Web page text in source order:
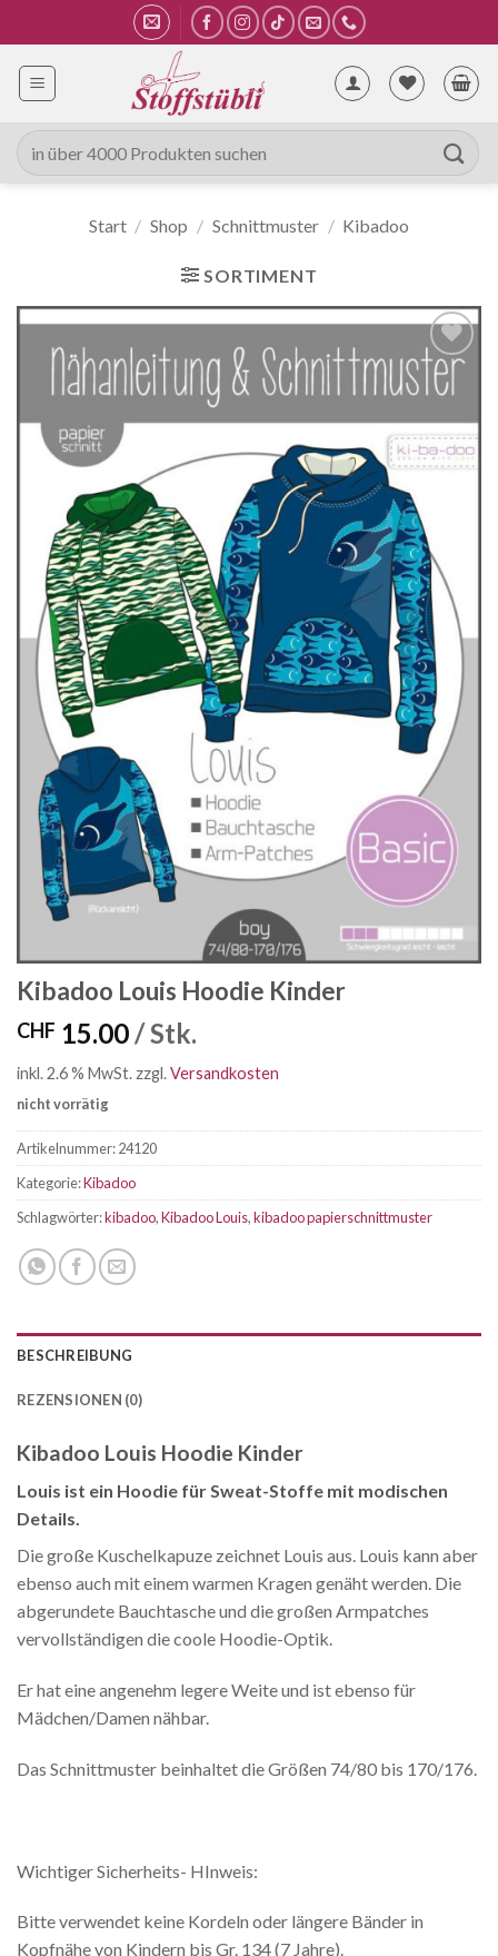
Inhalt
springen
Suche
nach:
Start / Shop / Schnittmuster / Kibadoo
SORTIMENT
Auf die
Wunschliste
Kibadoo Louis Hoodie Kinder
CHF 15.00/ Stk.
inkl. 2.6 % MwSt. zzgl.Versandkosten
nicht vorrätig
Artikelnummer:24120
Kategorie:Kibadoo
Schlagwörter:kibadoo,Kibadoo Louis,kibadoo papierschnittmuster
BESCHREIBUNG
REZENSIONEN (0)
Kibadoo Louis Hoodie Kinder
Louis ist ein Hoodie für Sweat-Stoffe mit modischen
Details.
Die große Kuschelkapuze zeichnet Louis aus. Louis kann aber
ebenso auch mit einem warmen Kragen genäht werden. Die
abgerundete Bauchtasche und die großen Armpatches
vervollständigen die coole Hoodie-Optik.
Er hat eine angenehm legere Weite und ist ebenso für
Mädchen/Damen nähbar.
Das Schnittmuster beinhaltet die Größen 74/80 bis 170/176.
Wichtiger Sicherheits- HInweis:
Bitte verwendet keine Kordeln oder längere Bänder in
Kopfnähe von Kindern bis Gr. 134 (7 Jahre).